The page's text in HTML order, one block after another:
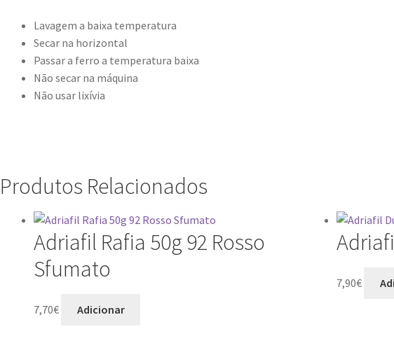
Lavagem a baixa temperatura
Secar na horizontal
Passar a ferro a temperatura baixa
Não secar na máquina
Não usar lixívia
Produtos Relacionados
Adriafil Rafia 50g 92 Rosso
Sfumato
7,70€ Adicionar
7,90€